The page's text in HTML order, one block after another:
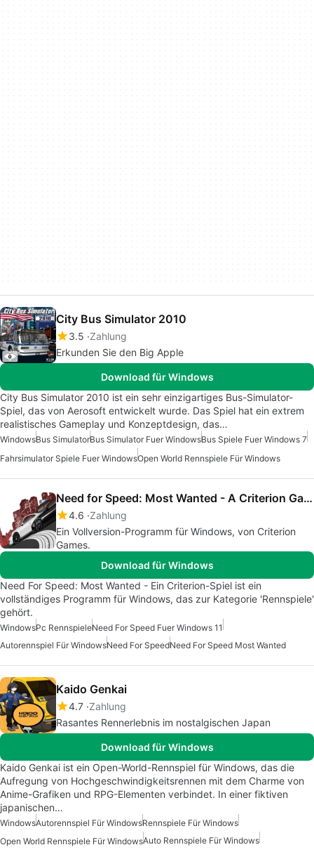
City Bus Simulator 2010
3.5 Zahlung
Erkunden Sie den Big Apple
Download für Windows
City Bus Simulator 2010 ist ein sehr einzigartiges Bus-Simulator-
Spiel, das von Aerosoft entwickelt wurde. Das Spiel hat ein extrem
realistisches Gameplay und Konzeptdesign, das…
WindowsBus SimulatorBus Simulator Fuer WindowsBus Spiele Fuer Windows 7
Fahrsimulator Spiele Fuer WindowsOpen World Rennspiele Für Windows
Need for Speed: Most Wanted - A Criterion Game
4.6 Zahlung
Ein Vollversion-Programm für Windows, von Criterion
Games.
Download für Windows
Need For Speed: Most Wanted - Ein Criterion-Spiel ist ein
vollständiges Programm für Windows, das zur Kategorie 'Rennspiele'
gehört.
WindowsPc RennspieleNeed For Speed Fuer Windows 11
Autorennspiel Für WindowsNeed For SpeedNeed For Speed Most Wanted
Kaido Genkai
4.7 Zahlung
Rasantes Rennerlebnis im nostalgischen Japan
Download für Windows
Kaido Genkai ist ein Open-World-Rennspiel für Windows, das die
Aufregung von Hochgeschwindigkeitsrennen mit dem Charme von
Anime-Grafiken und RPG-Elementen verbindet. In einer fiktiven
japanischen…
WindowsAutorennspiel Für WindowsRennspiele Für Windows
Open World Rennspiele Für WindowsAuto Rennspiele Für Windows